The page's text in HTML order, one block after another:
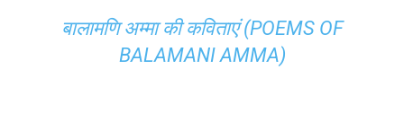
बालामणि अम्मा की कविताएं (POEMS OF
BALAMANI AMMA)